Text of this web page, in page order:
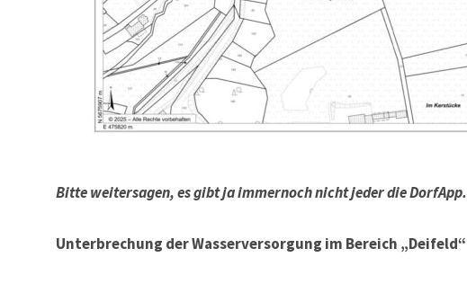
Bitte weitersagen, es gibt ja immernoch nicht jeder die DorfApp.
Unterbrechung der Wasserversorgung im Bereich „Deifeld“